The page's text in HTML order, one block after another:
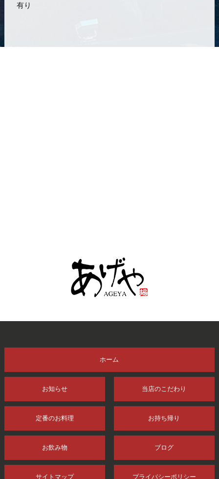
有り
ホーム
お知らせ 当店のこだわり
定番のお料理 お持ち帰り
お飲み物 ブログ
サイトマップ プライバシーポリシー